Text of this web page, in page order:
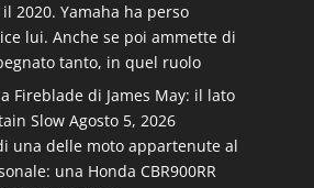
2020. Yamaha ha perso
lui. Anche se poi ammette di
tanto, in quel ruolo
Fireblade di James May: il lato
Slow Agosto 5, 2026
una delle moto appartenute al
una Honda CBR900RR